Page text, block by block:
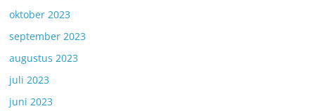
oktober 2023
september 2023
augustus 2023
juli 2023
juni 2023